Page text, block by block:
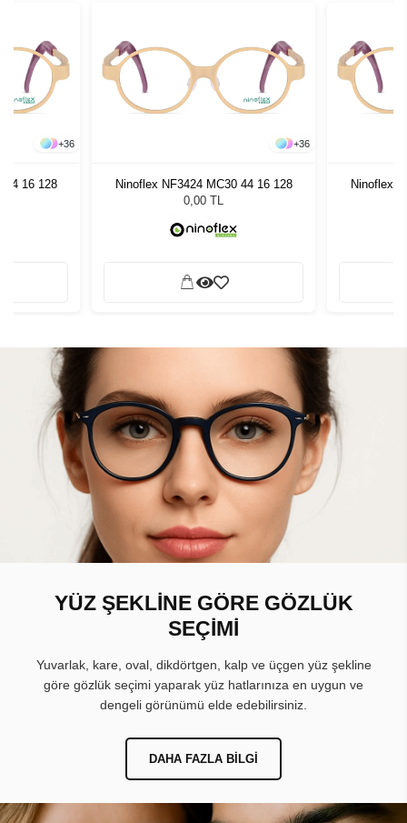
+36
44 16 128
+36
Ninoflex NF3424 MC30 44 16 128
0,00 TL
Ninoflex
YÜZ ŞEKLİNE GÖRE GÖZLÜK
SEÇİMİ
Yuvarlak, kare, oval, dikdörtgen, kalp ve üçgen yüz şekline
göre gözlük seçimi yaparak yüz hatlarınıza en uygun ve
dengeli görünümü elde edebilirsiniz.
DAHA FAZLA BILGI